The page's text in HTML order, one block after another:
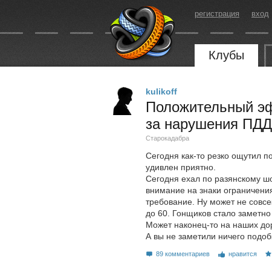
регистрация вход
Клубы
kulikoff
Положительный
за нарушения
Старокадабра
Сегодня как-то резко ощутил
удивлен приятно.
Сегодня ехал по разянскому
внимание на знаки
требование. Ну может не
до 60. Гонщиков стало
Может наконец-то на наших
А вы не заметили ничего
89 комментариев нравится